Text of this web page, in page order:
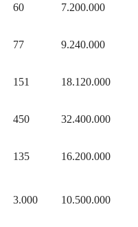
60 7.200.000
77 9.240.000
151 18.120.000
450 32.400.000
135 16.200.000
3.000 10.500.000